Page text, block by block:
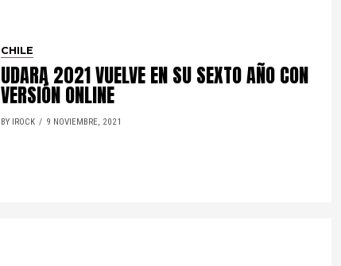
CHILE
UDARA 2021 VUELVE EN SU SEXTO AÑO CON
VERSIÓN ONLINE
BY IROCK 9 NOVIEMBRE, 2021